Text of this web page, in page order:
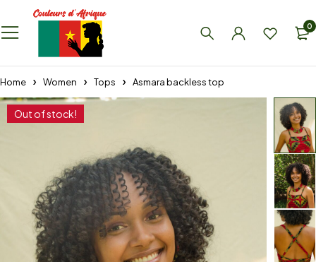
0
Home Women Tops Asmara backless top
Out of stock!